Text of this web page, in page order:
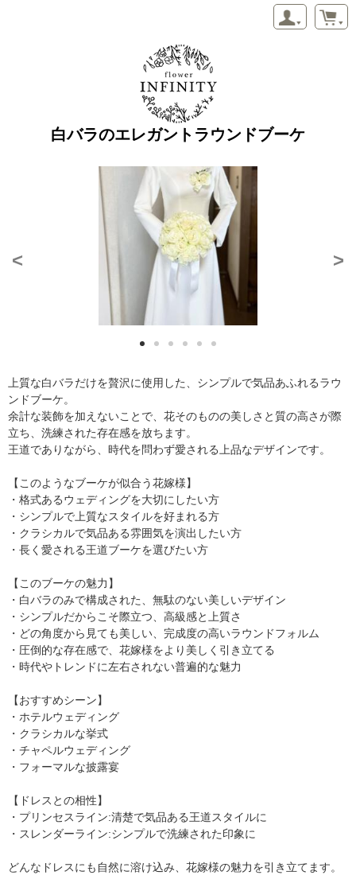
白バラのエレガントラウンドブーケ
< >
上質な白バラだけを贅沢に使用した、シンプルで気品あふれるラウ
ンドブーケ。
余計な装飾を加えないことで、花そのものの美しさと質の高さが際
立ち、洗練された存在感を放ちます。
王道でありながら、時代を問わず愛される上品なデザインです。
【このようなブーケが似合う花嫁様】
・格式あるウェディングを大切にしたい方
・シンプルで上質なスタイルを好まれる方
・クラシカルで気品ある雰囲気を演出したい方
・長く愛される王道ブーケを選びたい方
【このブーケの魅力】
・白バラのみで構成された、無駄のない美しいデザイン
・シンプルだからこそ際立つ、高級感と上質さ
・どの角度から見ても美しい、完成度の高いラウンドフォルム
・圧倒的な存在感で、花嫁様をより美しく引き立てる
・時代やトレンドに左右されない普遍的な魅力
【おすすめシーン】
・ホテルウェディング
・クラシカルな挙式
・チャペルウェディング
・フォーマルな披露宴
【ドレスとの相性】
・プリンセスライン:清楚で気品ある王道スタイルに
・スレンダーライン:シンプルで洗練された印象に
どんなドレスにも自然に溶け込み、花嫁様の魅力を引き立てます。